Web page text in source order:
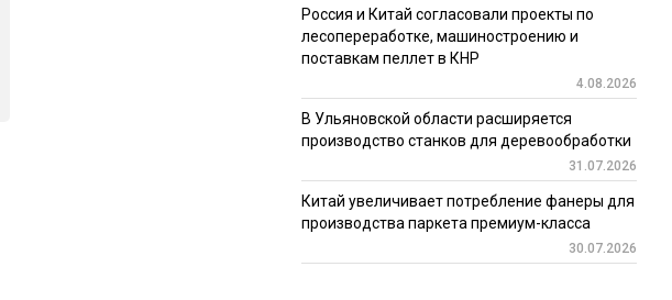
Россия и Китай согласовали проекты по
лесопереработке, машиностроению и
поставкам пеллет в КНР
4.08.2026
В Ульяновской области расширяется
производство станков для деревообработки
31.07.2026
Китай увеличивает потребление фанеры для
производства паркета премиум-класса
30.07.2026